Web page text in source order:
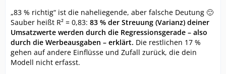
„83 % richtig“ ist die naheliegende, aber falsche Deutung 🙂
Sauber heißt R² = 0,83: 83 % der Streuung (Varianz) deiner
Umsatzwerte werden durch die Regressionsgerade – also
durch die Werbeausgaben – erklärt. Die restlichen 17 %
gehen auf andere Einflüsse und Zufall zurück, die dein
Modell nicht erfasst.